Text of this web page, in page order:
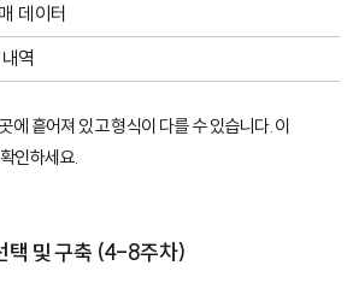
데이터
역
에 흩어져 있고 형식이 다를 수 있습니다. 이
인하세요.
택 및 구축 (4-8주차)